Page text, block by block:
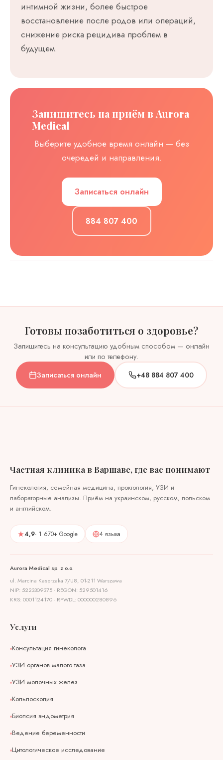
интимной жизни, более быстрое
восстановление после родов или операций,
снижение риска рецидива проблем в
будущем.
Запишитесь на приём в Aurora
Medical
Выберите удобное время онлайн — без
очередей и направления.
Записаться онлайн
884 807 400
Готовы позаботиться о здоровье?
Запишитесь на консультацию удобным способом — онлайн
или по телефону.
Записаться онлайн +48 884 807 400
Частная клиника в Варшаве, где вас понимают
Гинекология, семейная медицина, проктология, УЗИ и
лабораторные анализы. Приём на украинском, русском, польском
и английском.
4,9· 1 670+ Google 4 языка
Aurora Medical sp. z o.o.
ul. Marcina Kasprzaka 7/U8, 01-211 Warszawa
NIP: 5223309375 · REGON: 529501416
KRS: 0001124170 · RPWDL: 000000280896
Услуги
Консультация гинеколога
УЗИ органов малого таза
УЗИ молочных желез
Кольпоскопия
Биопсия эндометрия
Ведение беременности
Цитологическое исследование